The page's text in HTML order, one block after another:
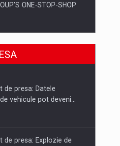
ONE-STOP-SHOP
ROMANIA, BUILT TO
FOR THE…
CORPORATE
de presa: Datele
vehicule pot deveni…
de presa: Explozie de